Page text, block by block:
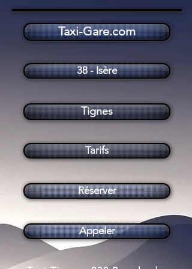
Tarifs
Taxi Tignes (73320)
Tignes
Taxi-Gare.com
Réserver
Appeler
38 - Isère